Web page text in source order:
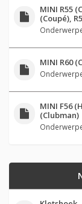
MINI R55
(Coupé),
MINI R60
MINI F56
(Clubman)